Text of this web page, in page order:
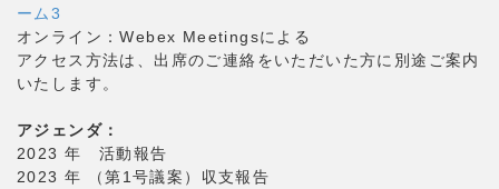
ーム3
オンライン：Webex Meetingsによる
アクセス方法は、出席のご連絡をいただいた方に別途ご案内
いたします。
アジェンダ：
2023 年 活動報告
2023 年 （第1号議案）収支報告